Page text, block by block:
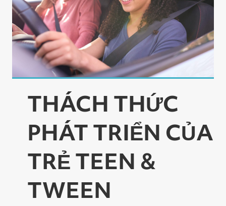
THÁCH THỨC
PHÁT TRIỂN CỦA
TRẺ TEEN &
TWEEN